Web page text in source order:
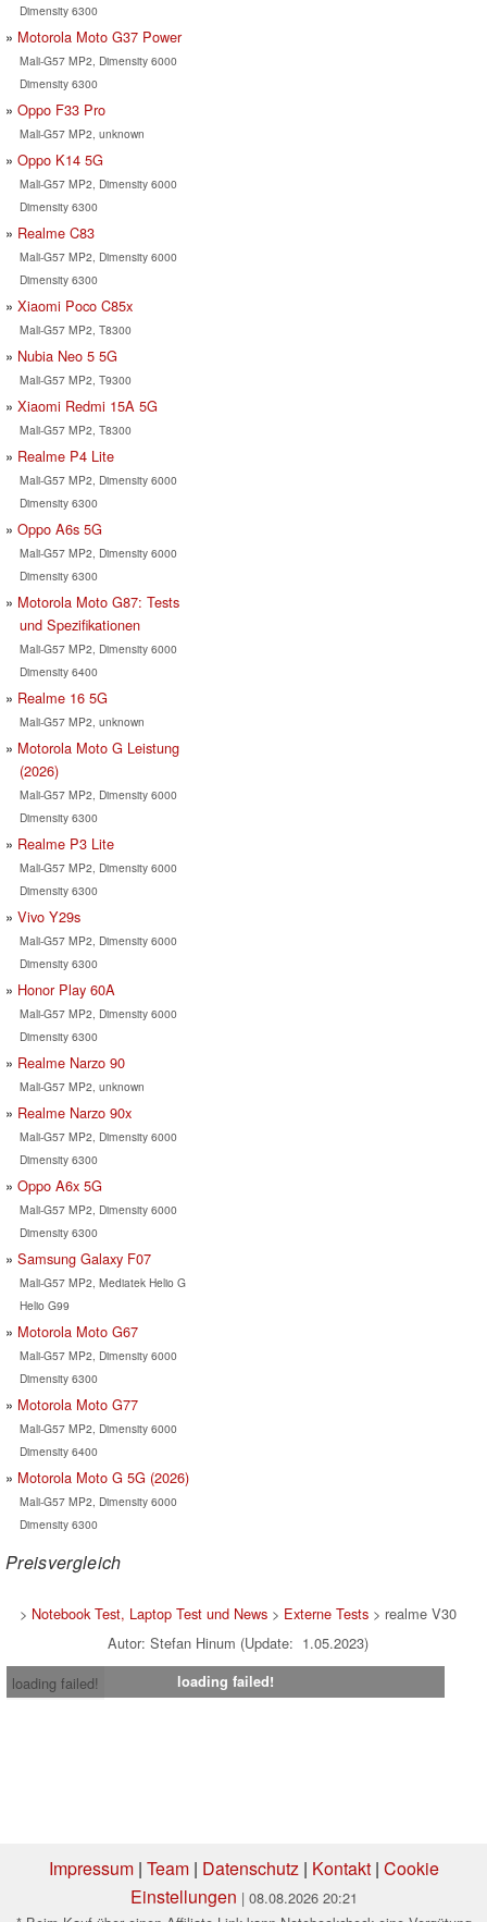
Dimensity 6300
Motorola Moto G37 Power
Mali-G57 MP2, Dimensity 6000
Dimensity 6300
Oppo F33 Pro
Mali-G57 MP2, unknown
Oppo K14 5G
Mali-G57 MP2, Dimensity 6000
Dimensity 6300
Realme C83
Mali-G57 MP2, Dimensity 6000
Dimensity 6300
Xiaomi Poco C85x
Mali-G57 MP2, T8300
Nubia Neo 5 5G
Mali-G57 MP2, T9300
Xiaomi Redmi 15A 5G
Mali-G57 MP2, T8300
Realme P4 Lite
Mali-G57 MP2, Dimensity 6000
Dimensity 6300
Oppo A6s 5G
Mali-G57 MP2, Dimensity 6000
Dimensity 6300
Motorola Moto G87: Tests
und Spezifikationen
Mali-G57 MP2, Dimensity 6000
Dimensity 6400
Realme 16 5G
Mali-G57 MP2, unknown
Motorola Moto G Leistung
(2026)
Mali-G57 MP2, Dimensity 6000
Dimensity 6300
Realme P3 Lite
Mali-G57 MP2, Dimensity 6000
Dimensity 6300
Vivo Y29s
Mali-G57 MP2, Dimensity 6000
Dimensity 6300
Honor Play 60A
Mali-G57 MP2, Dimensity 6000
Dimensity 6300
Realme Narzo 90
Mali-G57 MP2, unknown
Realme Narzo 90x
Mali-G57 MP2, Dimensity 6000
Dimensity 6300
Oppo A6x 5G
Mali-G57 MP2, Dimensity 6000
Dimensity 6300
Samsung Galaxy F07
Mali-G57 MP2, Mediatek Helio G
Helio G99
Motorola Moto G67
Mali-G57 MP2, Dimensity 6000
Dimensity 6300
Motorola Moto G77
Mali-G57 MP2, Dimensity 6000
Dimensity 6400
Motorola Moto G 5G (2026)
Mali-G57 MP2, Dimensity 6000
Dimensity 6300
Preisvergleich
> Notebook Test, Laptop Test und News > Externe Tests > realme V30
Autor: Stefan Hinum (Update: 1.05.2023)
loading failed!
loading failed!
Impressum| Team| Datenschutz| Kontakt| Cookie
Einstellungen | 08.08.2026 20:21